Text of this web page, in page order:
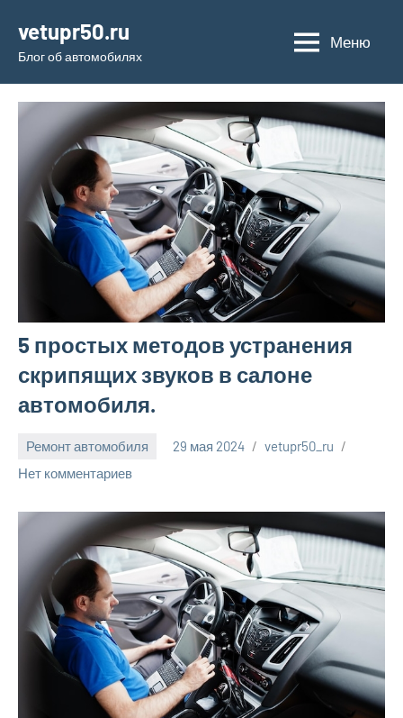
содержимому
vetupr50.ru
Блог об автомобилях
Меню
5 простых методов устранения
скрипящих звуков в салоне
автомобиля.
Ремонт автомобиля 29 мая 2024
vetupr50_ru
Нет комментариев